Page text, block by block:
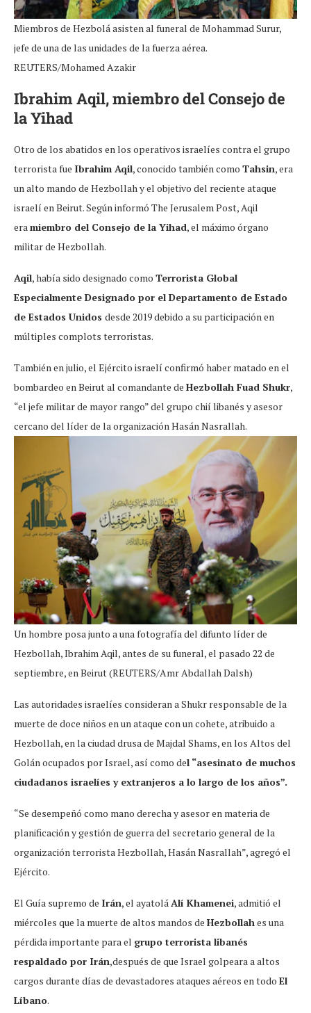
Miembros de Hezbolá asisten al funeral de Mohammad Surur,
jefe de una de las unidades de la fuerza aérea.
REUTERS/Mohamed Azakir
Ibrahim Aqil, miembro del Consejo de
la Yihad
Otro de los abatidos en los operativos israelíes contra el grupo
terrorista fue Ibrahim Aqil, conocido también como Tahsin, era
un alto mando de Hezbollah y el objetivo del reciente ataque
israelí en Beirut. Según informó The Jerusalem Post, Aqil
eramiembro del Consejo de la Yihad, el máximo órgano
militar de Hezbollah.
Aqil, había sido designado como Terrorista Global
Especialmente Designado por el Departamento de Estado
de Estados Unidos desde 2019 debido a su participación en
múltiples complots terroristas.
También en julio, el Ejército israelí confirmó haber matado en el
bombardeo en Beirut al comandante de Hezbollah Fuad Shukr,
“el jefe militar de mayor rango” del grupo chií libanés y asesor
cercano del líder de la organización Hasán Nasrallah.
Un hombre posa junto a una fotografía del difunto líder de
Hezbollah, Ibrahim Aqil, antes de su funeral, el pasado 22 de
septiembre, en Beirut (REUTERS/Amr Abdallah Dalsh)
Las autoridades israelíes consideran a Shukr responsable de la
muerte de doce niños en un ataque con un cohete, atribuido a
Hezbollah, en la ciudad drusa de Majdal Shams, en los Altos del
Golán ocupados por Israel, así como del “asesinato de muchos
ciudadanos israelíes y extranjeros a lo largo de los años”.
“Se desempeñó como mano derecha y asesor en materia de
planificación y gestión de guerra del secretario general de la
organización terrorista Hezbollah, Hasán Nasrallah”, agregó el
Ejército.
El Guía supremo de Irán, el ayatoláAlí Khamenei, admitió el
miércoles que la muerte de altos mandos de Hezbollahes una
pérdida importante para el grupo terrorista libanés
respaldado por Irán,después de que Israel golpeara a altos
cargos durante días de devastadores ataques aéreos en todo El
Líbano.